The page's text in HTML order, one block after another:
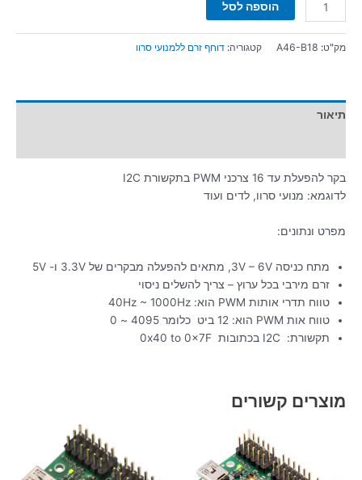
הוספה לסל
מק"ט: A46-B18 קטגוריה: דוחף זרם ללמנועי סרוו
תיאור
בקר להפעלת עד 16 צרכני PWM בתקשורת I2C
לדוגמא: מנועי סרוו, לדים ועוד
מפרט ונתונים:
מתח כניסה 3V – 6V, מתאים להפעלה מבקרים של 3.3V ו- 5V
זרם מירבי בכל ערוץ – צריך להשלים ניסוי
טווח תדרי אותות PWM הוא: 40Hz ~ 1000Hz
טווח אות PWM הוא: 12 ביט כלומר 4095 ~ 0
תקשורת: I2C בכתובות 0x40 to 0x7F
מוצרים קשורים